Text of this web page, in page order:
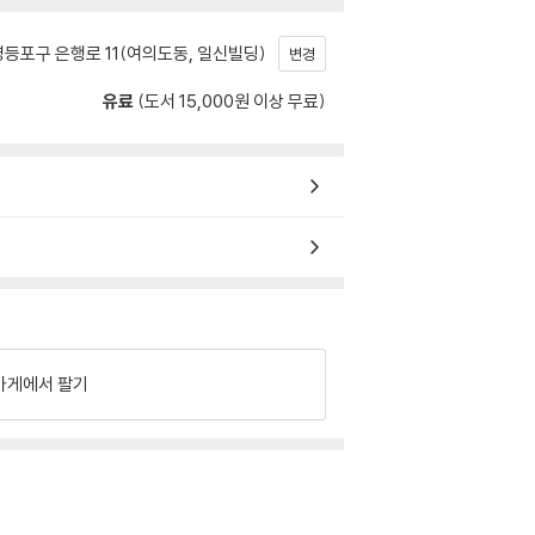
포구 은행로 11(여의도동, 일신빌딩) 변경
유료 (도서 15,000원 이상 무료)
게에서 팔기